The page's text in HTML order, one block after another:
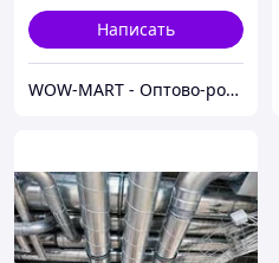
Написать
WOW-MART - Оптово-розничный Склад - товары на заказ до двери